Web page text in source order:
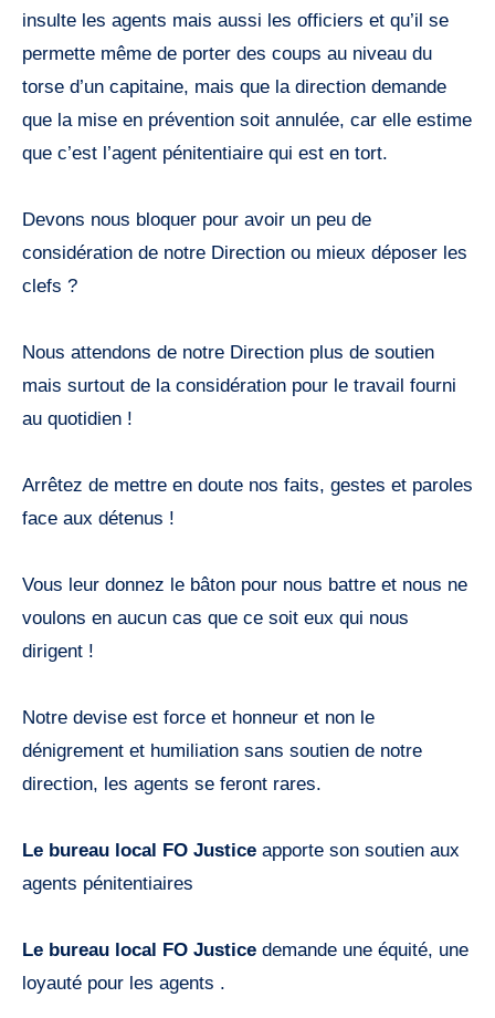
insulte les agents mais aussi les officiers et qu’il se
permette même de porter des coups au niveau du
torse d’un capitaine, mais que la direction demande
que la mise en prévention soit annulée, car elle estime
que c’est l’agent pénitentiaire qui est en tort.
Devons nous bloquer pour avoir un peu de
considération de notre Direction ou mieux déposer les
clefs ?
Nous attendons de notre Direction plus de soutien
mais surtout de la considération pour le travail fourni
au quotidien !
Arrêtez de mettre en doute nos faits, gestes et paroles
face aux détenus !
Vous leur donnez le bâton pour nous battre et nous ne
voulons en aucun cas que ce soit eux qui nous
dirigent !
Notre devise est force et honneur et non le
dénigrement et humiliation sans soutien de notre
direction, les agents se feront rares.
Le bureau local FO Justice apporte son soutien aux
agents pénitentiaires
Le bureau local FO Justice demande une équité, une
loyauté pour les agents .